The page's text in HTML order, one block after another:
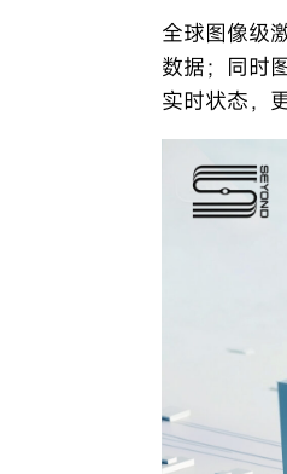
全球图像级
数据；同时
实时状态，